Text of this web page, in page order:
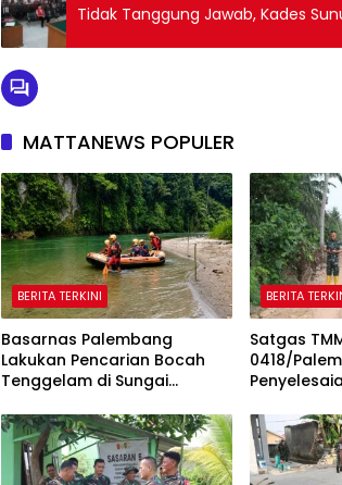
Tidak Tanggung Jawab, Kades
MATTANEWS POPULER
BERITA TERKINI
Basarnas Palembang
Lakukan Pencarian Bocah
Tenggelam di Sungai
BERITA
Satgas
0418/